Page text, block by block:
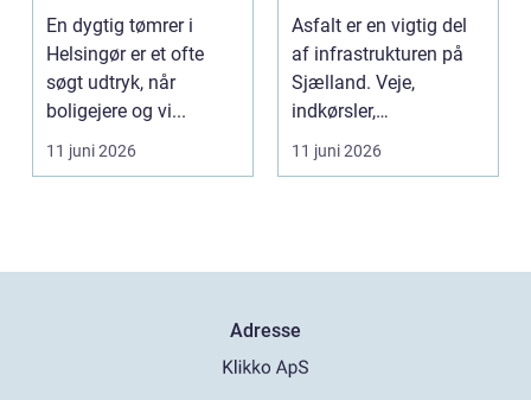
En dygtig tømrer i
Helsingør er et ofte
søgt udtryk, når
boligejere og vi...
11 juni 2026
holdbart resultat
Asfalt er en vigtig del
af infrastrukturen på
Sjælland. Veje,
indkørsler,
parkeringspladser og
stier...
11 juni 2026
Adresse